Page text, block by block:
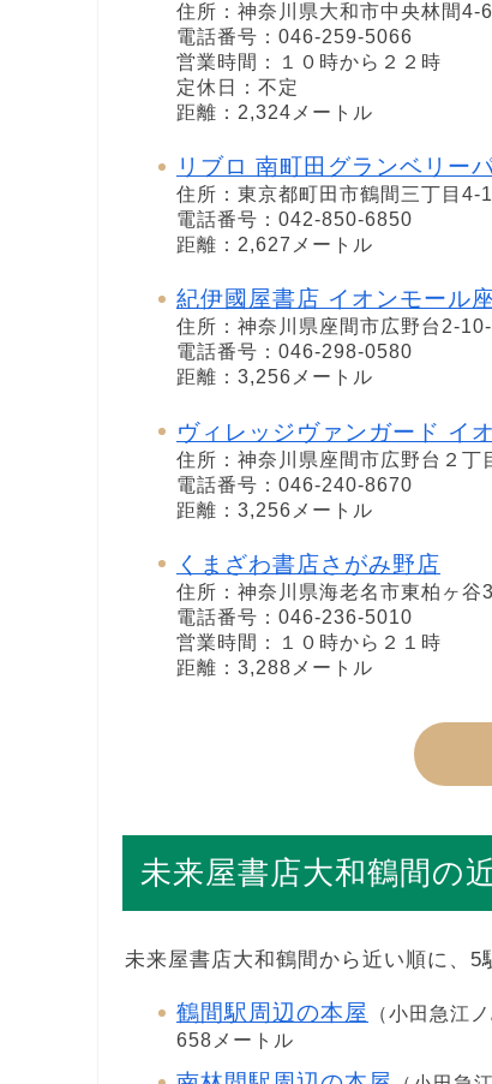
住所：神奈川県大和市中央林間4-
電話番号：046-259-5066
営業時間：１０時から２２時
定休日：不定
距離：2,324メートル
リブロ 南町田グランベリー
住所：東京都町田市鶴間三丁目4-
電話番号：042-850-6850
距離：2,627メートル
紀伊國屋書店 イオンモール
住所：神奈川県座間市広野台2-
電話番号：046-298-0580
距離：3,256メートル
ヴィレッジヴァンガード イ
住所：神奈川県座間市広野台２丁
電話番号：046-240-8670
距離：3,256メートル
くまざわ書店さがみ野店
住所：神奈川県海老名市東柏ヶ
電話番号：046-236-5010
営業時間：１０時から２１時
距離：3,288メートル
未来屋書店大和鶴間の
未来屋書店大和鶴間から近い順に、5
鶴間駅周辺の本屋
（小田急江ノ
658メートル